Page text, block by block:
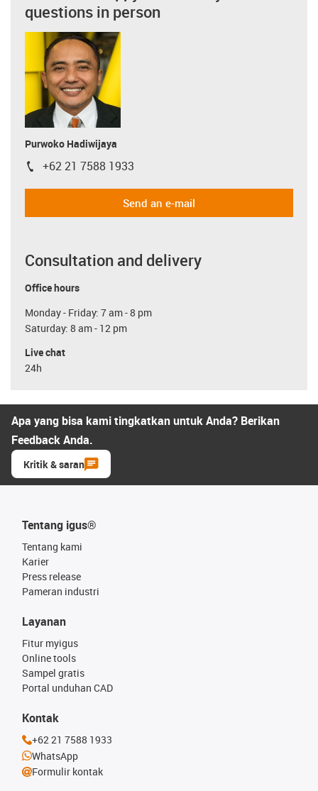
questions in person
Purwoko Hadiwijaya
igus-icon-phone
+62 21 7588 1933
Send an e-mail
Consultation and delivery
Office hours
Monday - Friday: 7 am - 8 pm
Saturday: 8 am - 12 pm
Live chat
24h
Apa yang bisa kami tingkatkan untuk Anda? Berikan
Feedback Anda.
Kritik & saran
Tentang igus®
Tentang kami
Karier
Press release
Pameran industri
Layanan
Fitur myigus
Online tools
Sampel gratis
Portal unduhan CAD
Kontak
+62 21 7588 1933
WhatsApp
Formulir kontak